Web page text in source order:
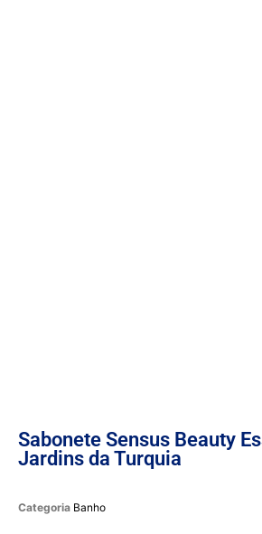
Sabonete Sensus Beauty
Jardins da Turquia
Categoria Banho